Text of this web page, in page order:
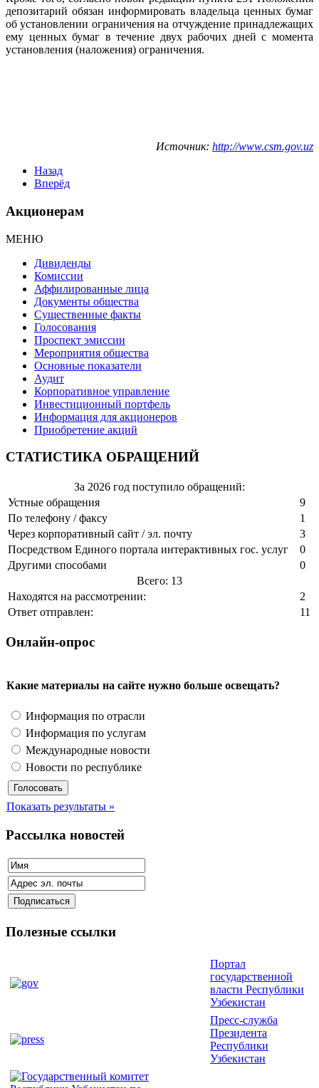
депозитарий обязан информировать владельца ценных бумаг
об установлении ограничения на отчуждение принадлежащих
ему ценных бумаг в течение двух рабочих дней с момента
установления (наложения) ограничения.
Источник: http://www.csm.gov.uz
Назад
Вперёд
Акционерам
МЕНЮ
Дивиденды
Комиссии
Аффилированные лица
Документы общества
Существенные факты
Голосования
Проспект эмиссии
Мероприятия общества
Основные показатели
Аудит
Корпоративное управление
Инвестиционный портфель
Информация для акционеров
Приобретение акций
СТАТИСТИКА ОБРАЩЕНИЙ
За 2026 год поступило обращений:
Устные обращения
9
По телефону / факсу
1
Через корпоративный сайт / эл. почту
3
Посредством Единого портала интерактивных гос. услуг
0
Другими способами
0
Всего: 13
Находятся на рассмотрении:
2
Ответ отправлен:
11
Онлайн-опрос
Какие материалы на сайте нужно больше освещать?
Информация по отрасли
Информация по услугам
Международные новости
Новости по республике
Показать результаты »
Рассылка новостей
Полезные ссылки
Портал
государственной
власти Республики
Узбекистан
Пресс-служба
Президента
Республики
Узбекистан